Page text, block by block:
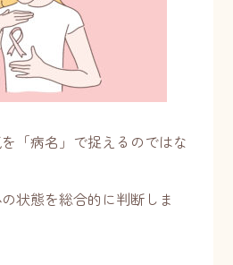
「病名」で捉えるのではな
状態を総合的に判断しま